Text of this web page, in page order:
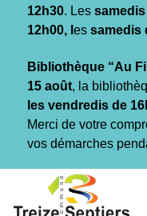
12h30. Les
12h00, l es samedis
Bibliothèque “Au
15 août, la
les vendredis de
Merci de votre
vos démarches
contenu
pied